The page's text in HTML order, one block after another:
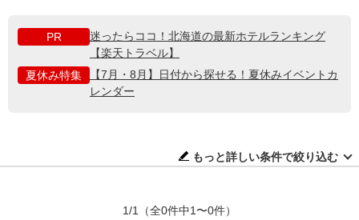
PR
迷ったらココ！北海道の最新ホテルランキング
【楽天トラベル】
夏休み特集
【7月・8月】日付から探せる！夏休みイベントカ
レンダー
もっと詳しい条件で絞り込む
1/1 （全0件中1〜0件）